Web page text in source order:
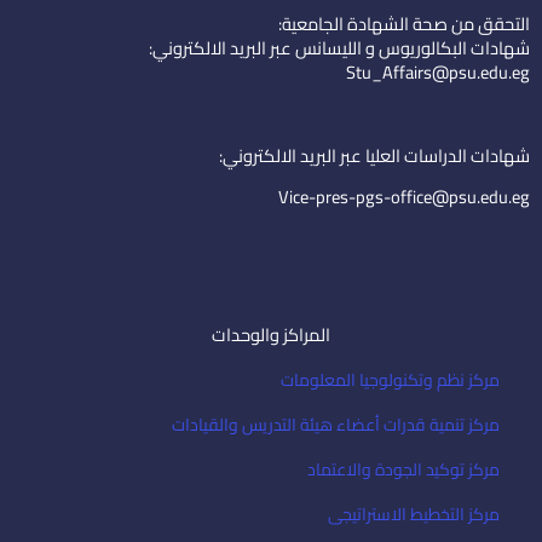
-
e
i
l
u
b
e
d
التحقق من صحة الشهادة الجامعية:
شهادات البكالوريوس و الليسانس عبر البريد الالكتروني:
Stu_Affairs@psu.edu.eg
شهادات الدراسات العليا عبر البريد الالكتروني:
Vice-pres-pgs-office@psu.edu.eg
المراكز والوحدات
مركز نظم وتكنولوجيا المعلومات
مركز تنمية قدرات أعضاء هيئة التدريس والقيادات
مركز توكيد الجودة والاعتماد
مركز التخطيط الاستراتيجى